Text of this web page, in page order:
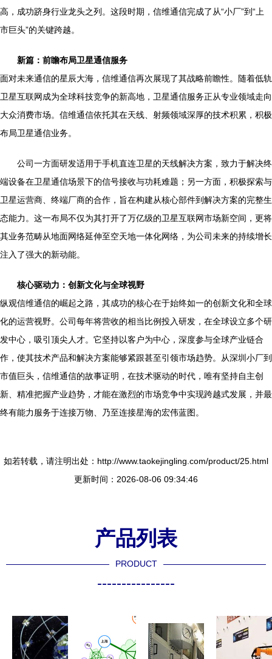
高，成功跻身行业龙头之列。这段时期，信维通信完成了从“小厂”到“上
市巨头”的关键跨越。
新篇：前瞻布局卫星通信服务
面对未来通信的星辰大海，信维通信再次展现了其战略前瞻性。随着低轨
卫星互联网成为全球科技竞争的新高地，卫星通信服务正从专业领域走向
大众消费市场。信维通信依托其在天线、射频领域深厚的技术积累，积极
布局卫星通信业务。
公司一方面研发适用于手机直连卫星的天线解决方案，致力于解决终
端设备在卫星通信场景下的信号接收与功耗难题；另一方面，积极探索与
卫星运营商、终端厂商的合作，旨在构建从核心部件到解决方案的完整生
态能力。这一布局不仅为其打开了万亿级的卫星互联网市场新空间，更将
其业务范畴从地面网络延伸至空天地一体化网络，为公司未来的持续增长
注入了强大的新动能。
核心驱动力：创新文化与全球视野
纵观信维通信的崛起之路，其成功的核心在于始终如一的创新文化和全球
化的运营视野。公司每年将营收的相当比例投入研发，在全球设立多个研
发中心，吸引顶尖人才。它坚持以客户为中心，深度参与全球产业链合
作，使其技术产品和解决方案能够紧跟甚至引领市场趋势。从深圳小厂到
市值巨头，信维通信的故事证明，在技术驱动的时代，唯有坚持自主创
新、精准把握产业趋势，才能在激烈的市场竞争中实现跨越式发展，并最
终有能力服务于连接万物、乃至连接星海的宏伟蓝图。
如若转载，请注明出处：http://www.taokejingling.com/product/25.html
更新时间：2026-08-06 09:34:46
产品列表
PRODUCT
----------------